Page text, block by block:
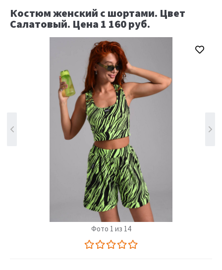
Костюм женский с шортами. Цвет
Салатовый. Цена 1 160 руб.
Фото 1 из 14